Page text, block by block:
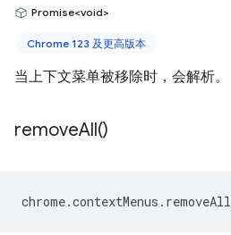
Promise<void>
Chrome 123 及更高版本
当上下文菜单被移除时，会解析。
removeAll()
chrome.contextMenus . removeAll